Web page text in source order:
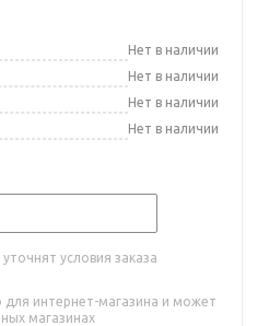
Нет в наличии
Нет в наличии
Нет в наличии
Нет в наличии
условия заказа
для интернет-магазина и может
магазинах